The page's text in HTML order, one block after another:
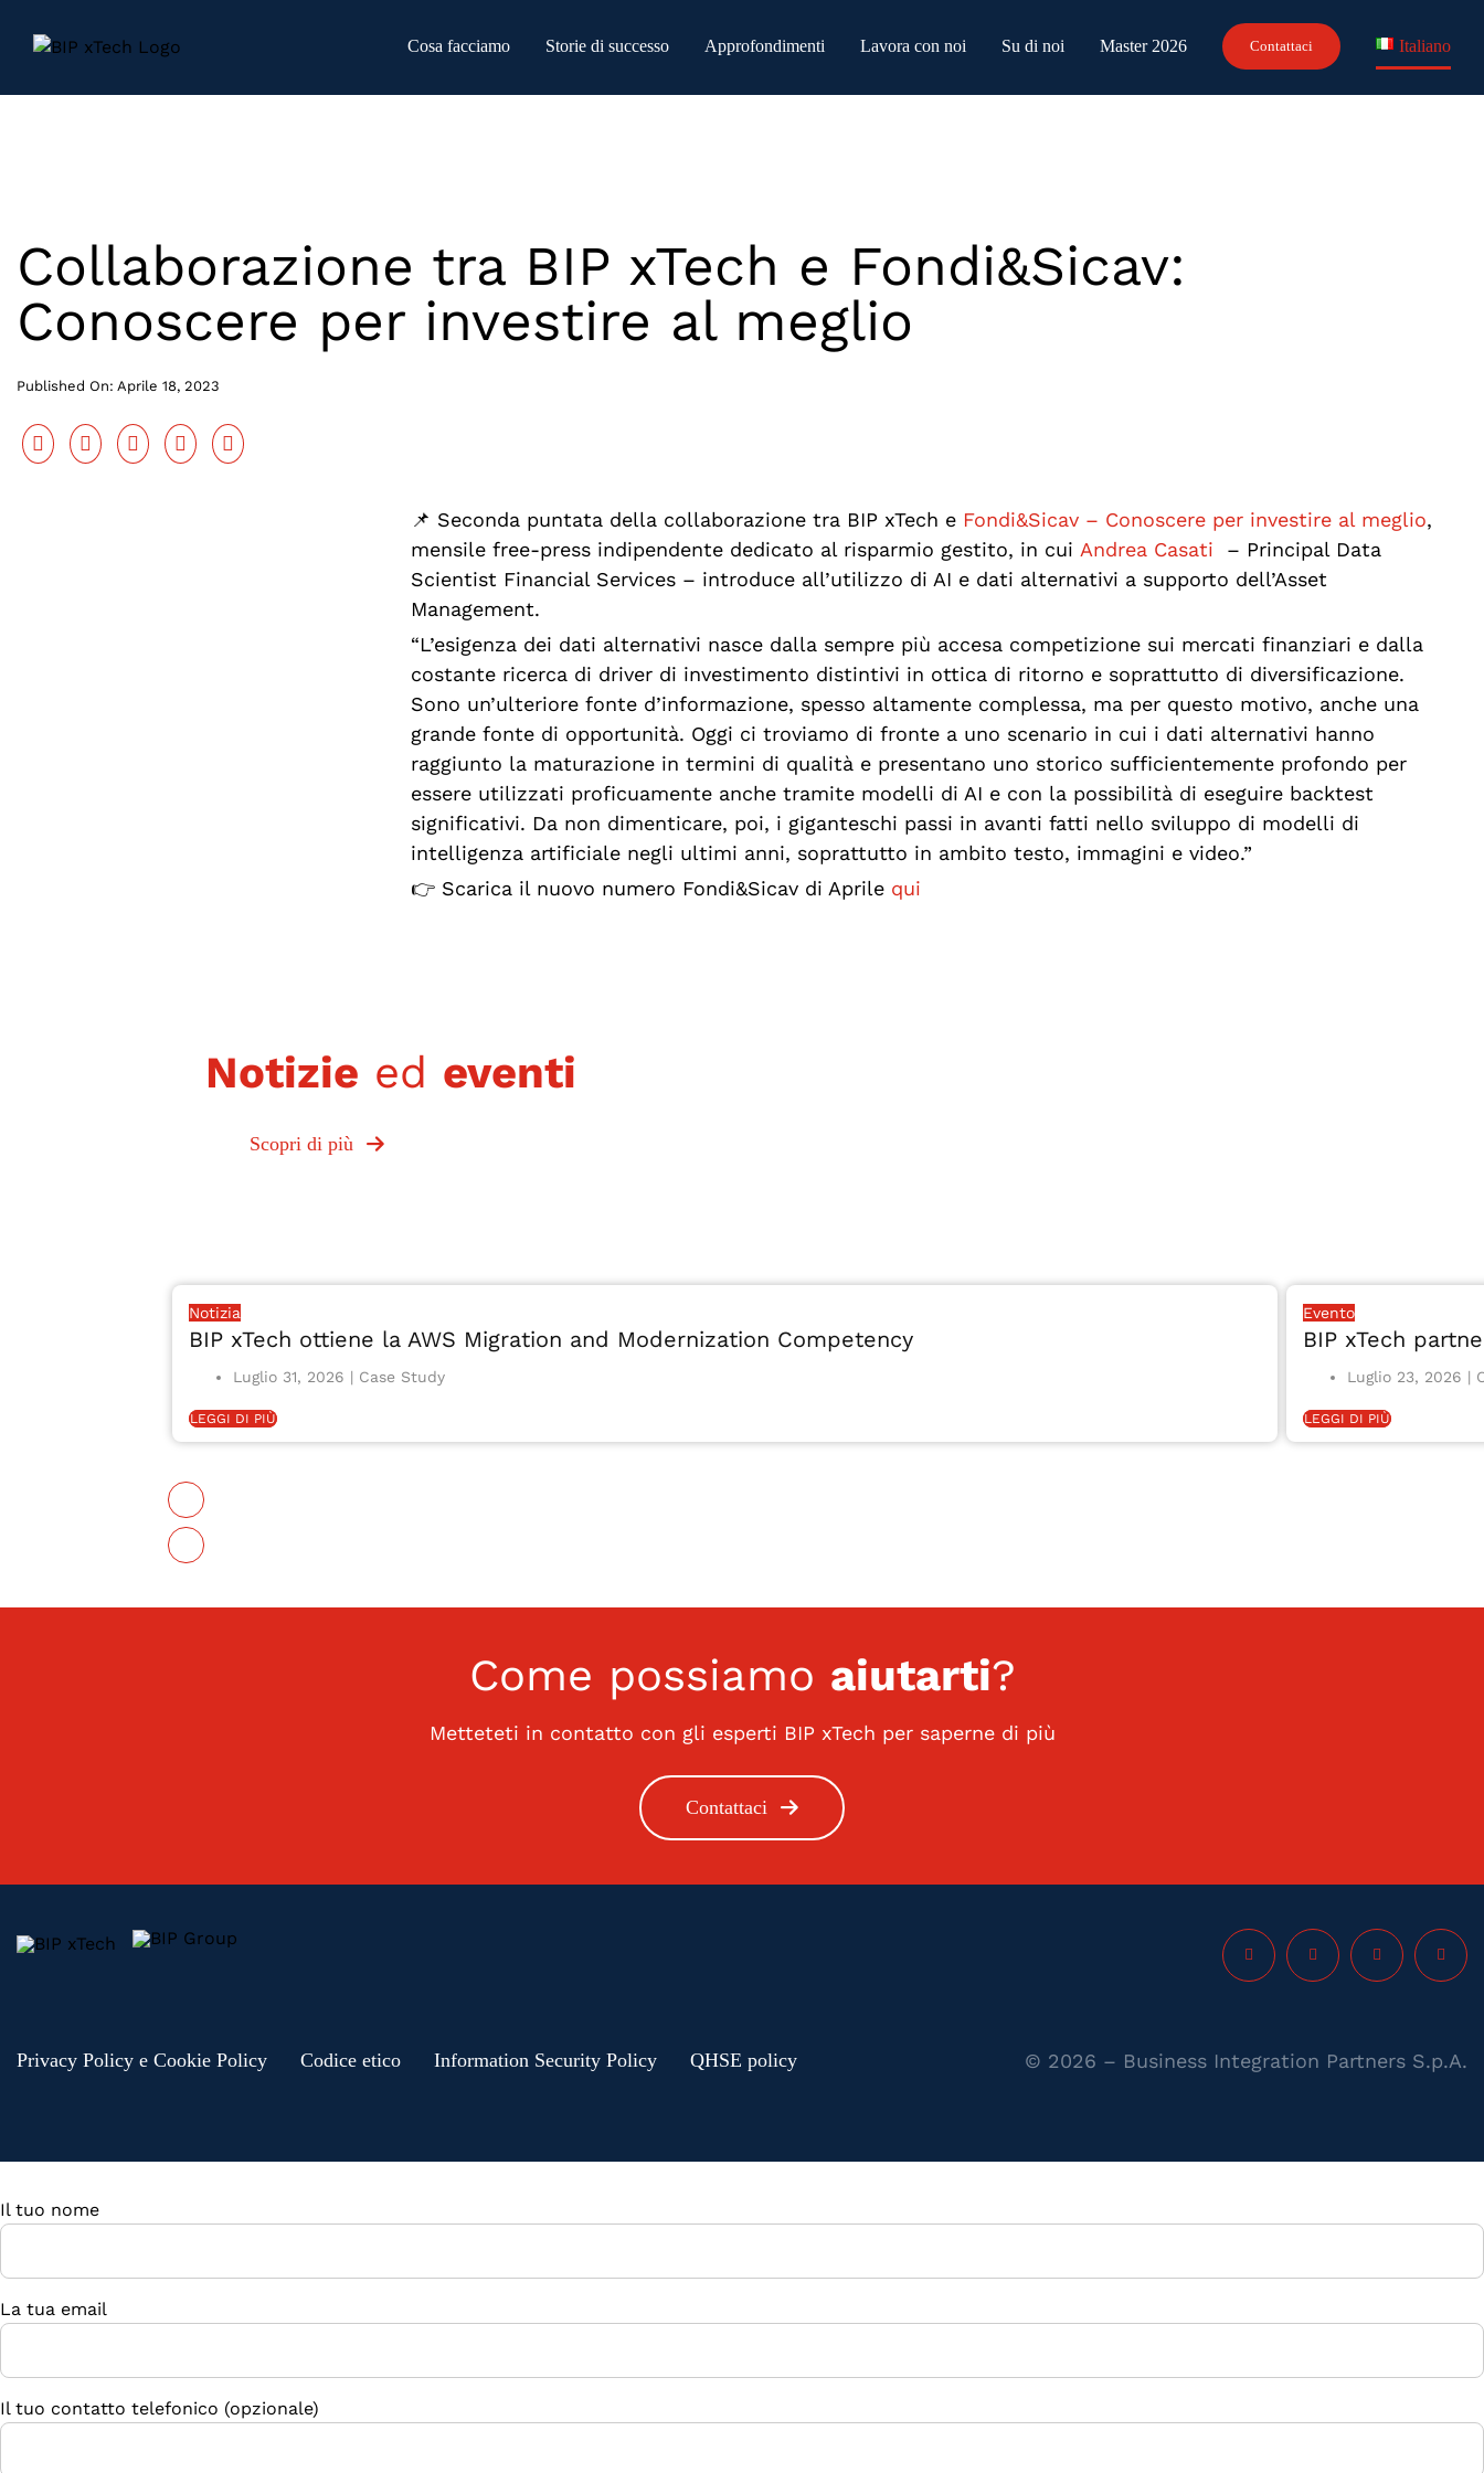
Cosa facciamo Storie di successo Approfondimenti Lavora con noi Su di noi Master 2026 Contattaci Italiano
Collaborazione tra BIP xTech e Fondi&Sicav:
Conoscere per investire al meglio
Published On: Aprile 18, 2023
📌 Seconda puntata della collaborazione tra BIP xTech e Fondi&Sicav – Conoscere per investire al meglio,
mensile free-press indipendente dedicato al risparmio gestito, in cui Andrea Casati – Principal Data
Scientist Financial Services – introduce all’utilizzo di AI e dati alternativi a supporto dell’Asset
Management.
“L’esigenza dei dati alternativi nasce dalla sempre più accesa competizione sui mercati finanziari e dalla
costante ricerca di driver di investimento distintivi in ottica di ritorno e soprattutto di diversificazione.
Sono un’ulteriore fonte d’informazione, spesso altamente complessa, ma per questo motivo, anche una
grande fonte di opportunità. Oggi ci troviamo di fronte a uno scenario in cui i dati alternativi hanno
raggiunto la maturazione in termini di qualità e presentano uno storico sufficientemente profondo per
essere utilizzati proficuamente anche tramite modelli di AI e con la possibilità di eseguire backtest
significativi. Da non dimenticare, poi, i giganteschi passi in avanti fatti nello sviluppo di modelli di
intelligenza artificiale negli ultimi anni, soprattutto in ambito testo, immagini e video.”
👉 Scarica il nuovo numero Fondi&Sicav di Aprile qui
Notizie ed eventi
Scopri di più
Notizia
BIP xTech ottiene la AWS Migration and Modernization Competency
Luglio 31, 2026
LEGGI DI PIÙ
Evento
BIP xTech
Luglio 23, 2026
LEGGI DI PIÙ
Come possiamo aiutarti?
Metteteti in contatto con gli esperti BIP xTech per saperne di più
Contattaci
Privacy Policy e Cookie Policy Codice etico Information Security Policy QHSE policy © 2026 – Business Integration Partners S.p.A.
Il tuo nome
La tua email
Il tuo contatto telefonico (opzionale)